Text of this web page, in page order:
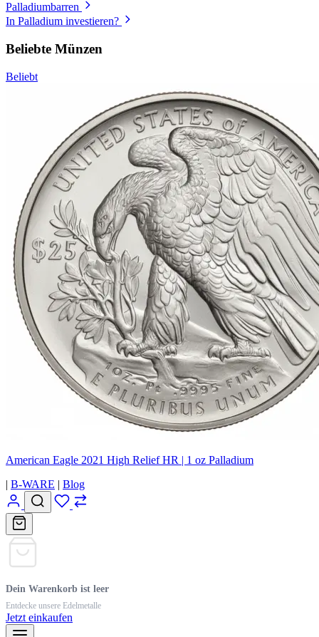
Palladiumbarren
In Palladium investieren?
Beliebte Münzen
Beliebt
American Eagle 2021 High Relief HR | 1 oz Palladium
| B-WARE | Blog
Dein Warenkorb ist leer
Entdecke unsere Edelmetalle
Jetzt einkaufen